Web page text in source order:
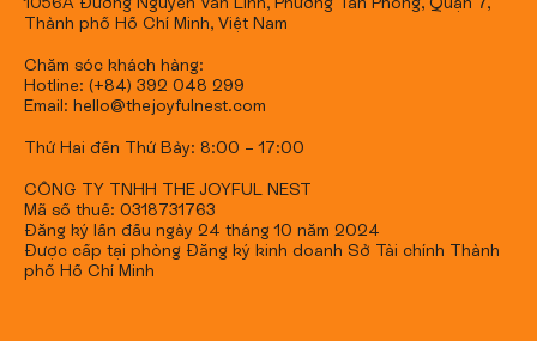
Thành phố Hồ Chí Minh, Việt Nam
Chăm sóc khách hàng:
Hotline: (+84) 392 048 299
Email: hello@thejoyfulnest.com
Thứ Hai đến Thứ Bảy: 8:00 – 17:00
CÔNG TY TNHH THE JOYFUL NEST
Mã số thuế: 0318731763
Đăng ký lần đầu ngày 24 tháng 10 năm 2024
Được cấp tại phòng Đăng ký kinh doanh Sở Tài chính Thành
phố Hồ Chí Minh